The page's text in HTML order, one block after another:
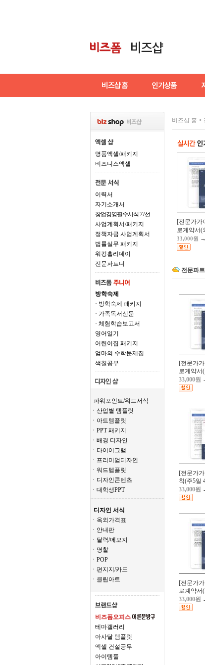
명품엑셀/패키지
비즈니스엑셀
이력서
자기소개서
창업경영필수서식 77선
사업계획서/패키지
정책자금 사업계획서
법률실무 패키지
워킹홀리데이
전문파트너
방학숙제
· 방학숙제 패키지
· 가족독서신문
· 체험학습보고서
영어일기
어린이집 패키지
엄마의 수학문제집
색칠공부
파워포인트/워드서식
ㆍ산업별 템플릿
ㆍ아트템플릿
ㆍPPT 패키지
ㆍ배경 디자인
ㆍ다이어그램
ㆍ프리미엄디자인
ㆍ워드템플릿
ㆍ디자인콘텐츠
ㆍ대학생PPT
디자인 서식
ㆍ옥외가격표
ㆍ안내판
ㆍ달력/메모지
ㆍ명찰
ㆍPOP
ㆍ편지지/카드
ㆍ클립아트
비즈폼오피스
테마갤러리
아사달 템플릿
엑셀 건설공무
아이템풀
비즈샵 홈 >
[전문가가
로계약서(
33,000원 →
전문파
[전문가
로계약서
33,000원
[전문가
칙(주5일
33,000원
[전문가
로계약서
33,000원